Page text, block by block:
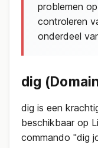
problemen
controleren
onderdeel
dig
dig is een
beschikbaar op
commando "dig